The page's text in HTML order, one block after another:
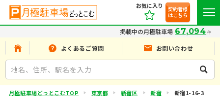
お気に入り
契約者様
はこちら
掲載中の月極駐車場 67,094 件
よくあるご質問 お問い合わせ
月極駐車場どっとこむTOP 東京都 新宿区 新宿 新宿1-16-3